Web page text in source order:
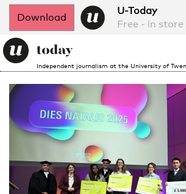
Download
U-Today
Free - in store
Independent journalism at the University of